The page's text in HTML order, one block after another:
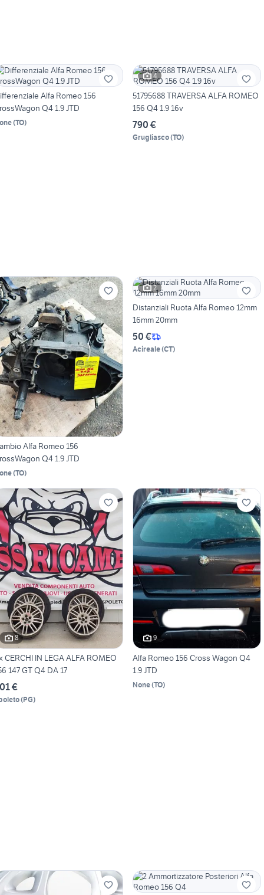
Alfa Romeo 156
Q4 1.9 JTD
(TO)
4
51795688 TRAVERSA ALFA ROMEO
156 Q4 1.9 16v
790 €
Grugliasco(TO)
Alfa Romeo 156
Q4 1.9 JTD
(TO)
2
Distanziali Ruota Alfa Romeo 12mm
16mm 20mm
50 €
Acireale(CT)
8
CERCHI IN LEGA ALFA ROMEO
147 GT Q4 DA 17
€
(PG)
9
Alfa Romeo 156 Cross Wagon Q4
1.9 JTD
None(TO)